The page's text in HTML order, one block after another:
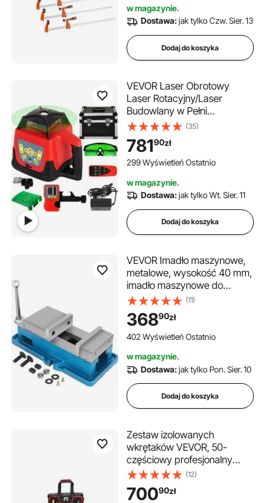
i metalu
w magazynie.
Dostawa:jak tylko Czw. Sier. 13
Dodaj do koszyka
VEVOR Laser Obrotowy
Laser Rotacyjny/Laser
Budowlany w Pełni
Automatyczny Zielony
Samopoziomujący Poziom
Lasera Obrotowego 500 m
(35)
78190zł
299 Wyświetleń Ostatnio
w magazynie.
Dostawa:jak tylko Wt. Sier. 11
Dodaj do koszyka
VEVOR Imadło maszynowe,
metalowe, wysokość 40 mm,
imadło maszynowe do
frezarek, otwór 125 mm,
imadło maszynowe do
wiercenia, wykonane ze stali,
maks. siła zacisku 24 kN,
warsztatowe
(11)
36890zł
402 Wyświetleń Ostatnio
w magazynie.
Dostawa:jak tylko Pon. Sier. 10
Dodaj do koszyka
Zestaw izolowanych
wkrętaków VEVOR, 50-
częściowy profesjonalny
zestaw narzędzi dla
elektryków 1000 V z
końcówkami
(12)
70090zł